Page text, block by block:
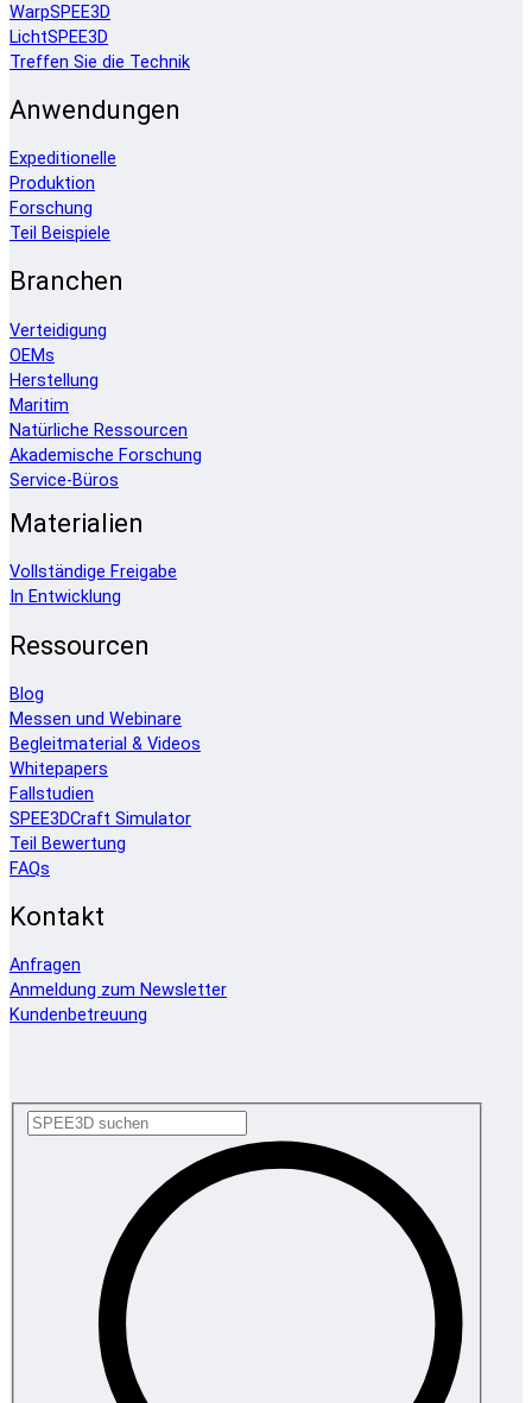
WarpSPEE3D
LichtSPEE3D
Treffen Sie die Technik
Anwendungen
Expeditionelle
Produktion
Forschung
Teil Beispiele
Branchen
Verteidigung
OEMs
Herstellung
Maritim
Natürliche Ressourcen
Akademische Forschung
Service-Büros
Materialien
Vollständige Freigabe
In Entwicklung
Ressourcen
Blog
Messen und Webinare
Begleitmaterial & Videos
Whitepapers
Fallstudien
SPEE3DCraft Simulator
Teil Bewertung
FAQs
Kontakt
Anfragen
Anmeldung zum Newsletter
Kundenbetreuung